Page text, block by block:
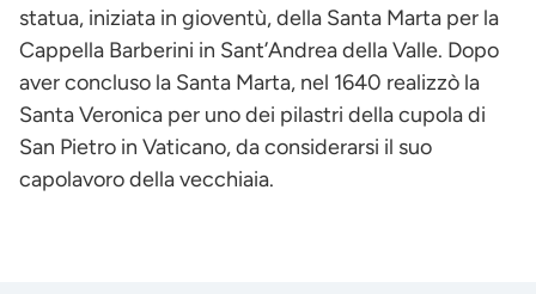
statua, iniziata in gioventù, della Santa Marta per la
Cappella Barberini in Sant’Andrea della Valle. Dopo
aver concluso la Santa Marta, nel 1640 realizzò la
Santa Veronica per uno dei pilastri della cupola di
San Pietro in Vaticano, da considerarsi il suo
capolavoro della vecchiaia.